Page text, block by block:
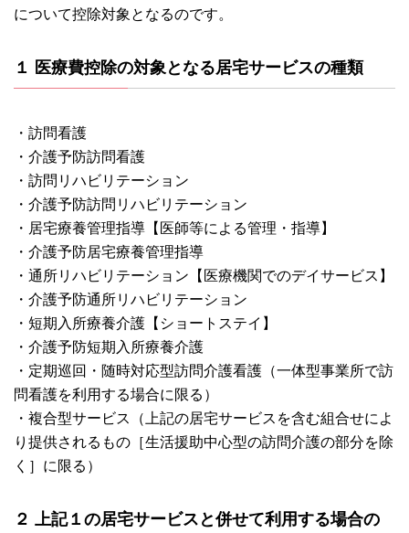
について控除対象となるのです。
１ 医療費控除の対象となる居宅サービスの種類
・訪問看護
・介護予防訪問看護
・訪問リハビリテーション
・介護予防訪問リハビリテーション
・居宅療養管理指導【医師等による管理・指導】
・介護予防居宅療養管理指導
・通所リハビリテーション【医療機関でのデイサービス】
・介護予防通所リハビリテーション
・短期入所療養介護【ショートステイ】
・介護予防短期入所療養介護
・定期巡回・随時対応型訪問介護看護（一体型事業所で訪
問看護を利用する場合に限る）
・複合型サービス（上記の居宅サービスを含む組合せによ
り提供されるもの［生活援助中心型の訪問介護の部分を除
く］に限る）
２ 上記１の居宅サービスと併せて利用する場合の